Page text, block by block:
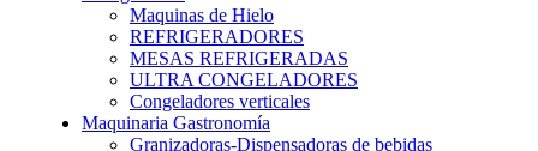
Maquinas de Hielo
REFRIGERADORES
MESAS REFRIGERADAS
ULTRA CONGELADORES
Congeladores verticales
Maquinaria Gastronomía
Granizadoras-Dispensadoras de bebidas